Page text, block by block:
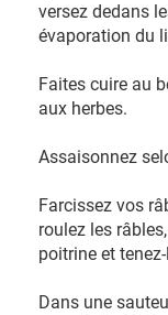
versez dedans
évaporation du
Faites cuire au
aux herbes.
Assaisonnez
Farcissez vos
roulez les
poitrine et
Dans une